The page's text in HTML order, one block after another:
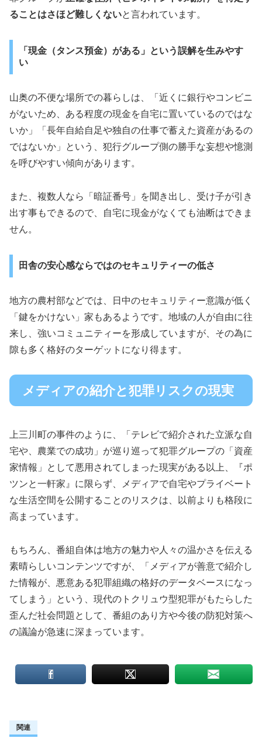
ることはさほど難しくないと言われています。
「現金（タンス預金）がある」という誤解を生みやす
い
山奥の不便な場所での暮らしは、「近くに銀行やコンビニ
がないため、ある程度の現金を自宅に置いているのではな
いか」「長年自給自足や独自の仕事で蓄えた資産があるの
ではないか」という、犯行グループ側の勝手な妄想や憶測
を呼びやすい傾向があります。
また、複数人なら「暗証番号」を聞き出し、受け子が引き
出す事もできるので、自宅に現金がなくても油断はできま
せん。
田舎の安心感ならではのセキュリティーの低さ
地方の農村部などでは、日中のセキュリティー意識が低く
「鍵をかけない」家もあるようです。地域の人が自由に往
来し、強いコミュニティーを形成していますが、その為に
隙も多く格好のターゲットになり得ます。
メディアの紹介と犯罪リスクの現実
上三川町の事件のように、「テレビで紹介された立派な自
宅や、農業での成功」が巡り巡って犯罪グループの「資産
家情報」として悪用されてしまった現実がある以上、『ポ
ツンと一軒家』に限らず、メディアで自宅やプライベート
な生活空間を公開することのリスクは、以前よりも格段に
高まっています。
もちろん、番組自体は地方の魅力や人々の温かさを伝える
素晴らしいコンテンツですが、「メディアが善意で紹介し
た情報が、悪意ある犯罪組織の格好のデータベースになっ
てしまう」という、現代のトクリュウ型犯罪がもたらした
歪んだ社会問題として、番組のあり方や今後の防犯対策へ
の議論が急速に深まっています。
関連